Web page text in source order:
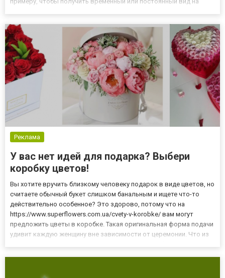
Реклама
У вас нет идей для подарка? Выбери
коробку цветов!
Вы хотите вручить близкому человеку подарок в виде цветов, но
считаете обычный букет слишком банальным и ищете что-то
действительно особенное? Это здорово, потому что на
https://www.superflowers.com.ua/cvety-v-korobke/ вам могут
предложить цветы в коробке. Такая оригинальная форма подачи
удивит каждую женщину вне зависимости от церемонии. Что из